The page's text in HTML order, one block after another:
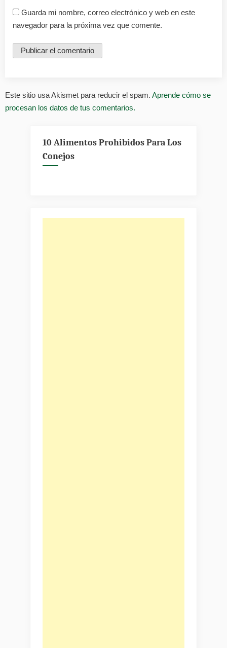
Guarda mi nombre, correo electrónico y web en este
navegador para la próxima vez que comente.
Este sitio usa Akismet para reducir el spam. Aprende cómo se
procesan los datos de tus comentarios.
10 Alimentos Prohibidos Para Los
Conejos